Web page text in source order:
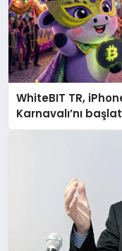
WhiteBIT TR,
Karnavalı’nı